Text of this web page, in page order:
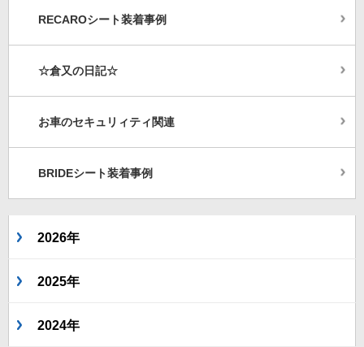
RECAROシート装着事例
☆倉又の日記☆
お車のセキュリィティ関連
BRIDEシート装着事例
2026年
2025年
2024年